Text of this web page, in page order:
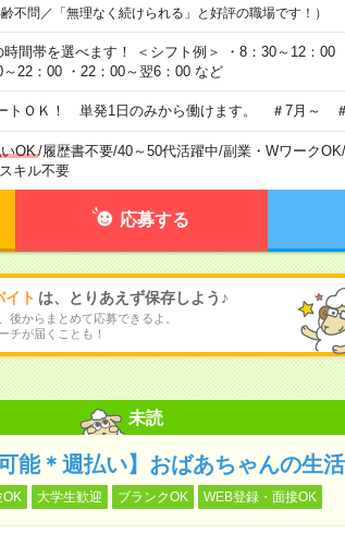
不問／「無理なく続けられる」と好評の職場です！）
間帯を選べます！ ＜シフト例＞ ・8：30～12：00
22：00 ・22：00～翌6：00 など
ートＯＫ！ 単発1日のみから働けます。 ＃7月～
OK/履歴書不要/40～50代活躍中/副業・WワークOK/
キル不要
応募する
イト は、とりあえず保存しよう♪
後からまとめて応募できるよ。
チが届くことも！
未読
能＊週払い】おばあちゃんの生
大学生歓迎 ブランクOK WEB登録・面接OK